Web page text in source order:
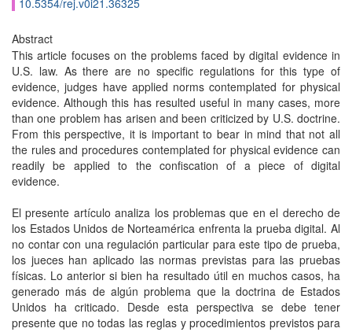
10.5354/rej.v0i21.36325
Abstract
This article focuses on the problems faced by digital evidence in
U.S. law. As there are no specific regulations for this type of
evidence, judges have applied norms contemplated for physical
evidence. Although this has resulted useful in many cases, more
than one problem has arisen and been criticized by U.S. doctrine.
From this perspective, it is important to bear in mind that not all
the rules and procedures contemplated for physical evidence can
readily be applied to the confiscation of a piece of digital
evidence.
El presente artículo analiza los problemas que en el derecho de
los Estados Unidos de Norteamérica enfrenta la prueba digital. Al
no contar con una regulación particular para este tipo de prueba,
los jueces han aplicado las normas previstas para las pruebas
físicas. Lo anterior si bien ha resultado útil en muchos casos, ha
generado más de algún problema que la doctrina de Estados
Unidos ha criticado. Desde esta perspectiva se debe tener
presente que no todas las reglas y procedimientos previstos para